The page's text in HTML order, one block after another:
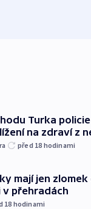
Turka
na zdraví z
před 18 hodinami
mají jen
v přehradách
18 hodinami